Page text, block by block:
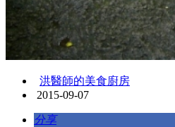
洪醫師的美食廚房
2015-09-07
分享